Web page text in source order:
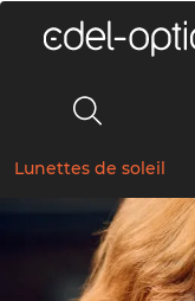
Lunettes de soleil